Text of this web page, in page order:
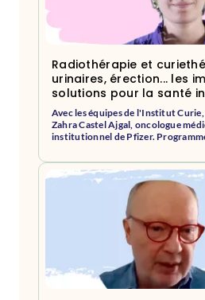
Radiothérapie et
urinaires, érection... les
solutions pour la santé
Avec les équipes de l'Institut
Zahra Castel Ajgal, oncologue
institutionnel de Pfizer.